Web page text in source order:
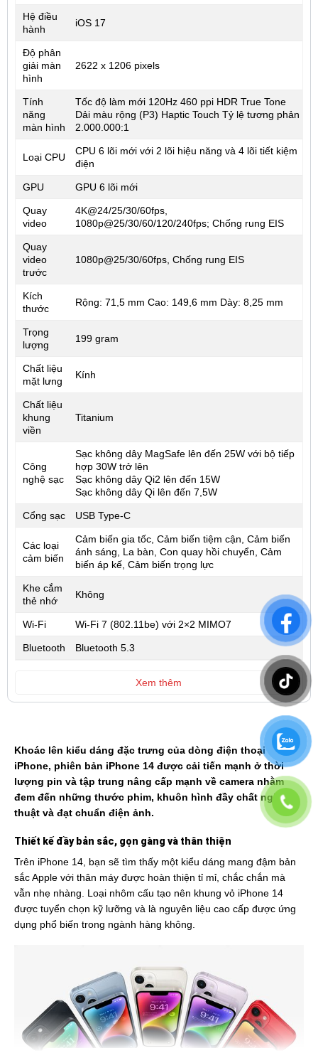
Khoác lên kiểu dáng đặc trưng của dòng điện thoại
iPhone, phiên bản iPhone 14 được cải tiến mạnh ở thời
lượng pin và tập trung nâng cấp mạnh về camera nhằm
đem đến những thước phim, khuôn hình đầy chất nghệ
thuật và đạt chuẩn điện ảnh.
Thiết kế đầy bản sắc, gọn gàng và thân thiện
Trên iPhone 14, bạn sẽ tìm thấy một kiểu dáng mang đậm bản
sắc Apple với thân máy được hoàn thiện tỉ mỉ, chắc chắn mà
vẫn nhẹ nhàng. Loại nhôm cấu tạo nên khung vỏ iPhone 14
được tuyển chọn kỹ lưỡng và là nguyên liệu cao cấp được ứng
dụng phổ biến trong ngành hàng không.
Hệ điều
hành
iOS 17
Độ phân
giải màn
hình
2622 x 1206 pixels
Tính
năng
màn hình
Tốc độ làm mới 120Hz 460 ppi HDR True Tone
Dải màu rộng (P3) Haptic Touch Tỷ lệ tương phản
2.000.000:1
Loại CPU
CPU 6 lõi mới với 2 lõi hiệu năng và 4 lõi tiết kiệm
điện
GPU GPU 6 lõi mới
Quay
video
4K@24/25/30/60fps,
1080p@25/30/60/120/240fps; Chống rung EIS
Quay
video
trước
1080p@25/30/60fps, Chống rung EIS
Kích
thước
Rộng: 71,5 mm Cao: 149,6 mm Dày: 8,25 mm
Trọng
lượng
199 gram
Chất liệu
mặt lưng
Kính
Chất liệu
khung
viền
Titanium
Công
nghệ sạc
Sạc không dây MagSafe lên đến 25W với bộ tiếp
hợp 30W trở lên
Sạc không dây Qi2 lên đến 15W
Sạc không dây Qi lên đến 7,5W
Cổng sạc USB Type-C
Các loại
cảm biến
Cảm biến gia tốc, Cảm biến tiệm cận, Cảm biến
ánh sáng, La bàn, Con quay hồi chuyển, Cảm
biến áp kế, Cảm biến trọng lực
Khe cắm
thẻ nhớ
Không
Wi-Fi Wi‑Fi 7 (802.11be) với 2×2 MIMO7
Bluetooth Bluetooth 5.3
Xem thêm